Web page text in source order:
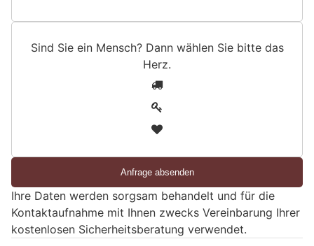
Sind Sie ein Mensch? Dann wählen Sie bitte das
Herz.
e
i
n
Ihre Daten werden sorgsam behandelt und für die
Kontaktaufnahme mit Ihnen zwecks Vereinbarung Ihrer
kostenlosen Sicherheitsberatung verwendet.